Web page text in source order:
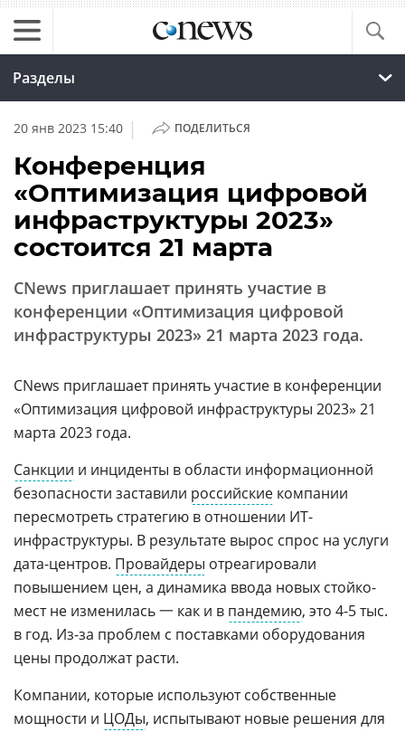
Разделы
20 янв 2023 15:40 | ПОДЕЛИТЬСЯ
Конференция
«Оптимизация цифровой
инфраструктуры 2023»
состоится 21 марта
CNews приглашает принять участие в
конференции «Оптимизация цифровой
инфраструктуры 2023» 21 марта 2023 года.
CNews приглашает принять участие в конференции
«Оптимизация цифровой инфраструктуры 2023» 21
марта 2023 года.
Санкции и инциденты в области информационной
безопасности заставили российские компании
пересмотреть стратегию в отношении ИТ-
инфраструктуры. В результате вырос спрос на услуги
дата-центров. Провайдеры отреагировали
повышением цен, а динамика ввода новых стойко-
мест не изменилась 一 как и в пандемию, это 4-5 тыс.
в год. Из-за проблем с поставками оборудования
цены продолжат расти.
Компании, которые используют собственные
мощности и ЦОДы, испытывают новые решения для